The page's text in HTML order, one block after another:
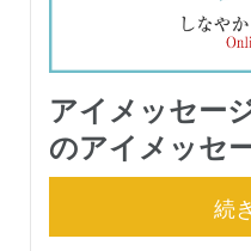
アイメッセー
のアイメッセ
続